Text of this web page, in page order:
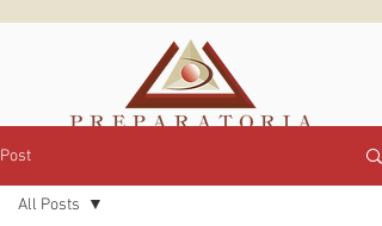
Post
All Posts